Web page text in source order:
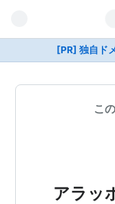
[PR] 独自ド
こ
アラッ